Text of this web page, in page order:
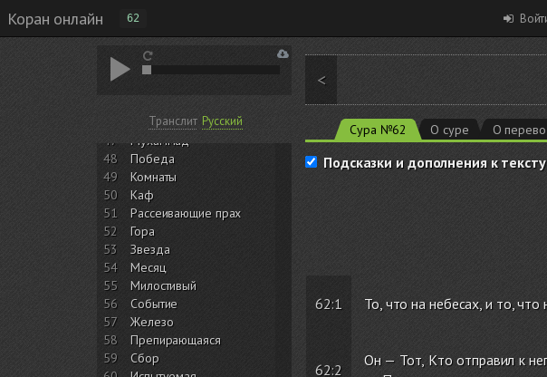
Коран онлайн 62
Транслит Русский
Прощающий
42
Совет
Украшения
44
Барханы
47
Мухаммад
48
Победа
49
Комнаты
50
Каф
51
Рассеивающие прах
52
Гора
53
Звезда
54
Месяц
55
Милостивый
56
Событие
57
Железо
58
Препирающаяся
59
Сбор
<
Сура №62 О суре О
Подсказки и дополнения к
62:1 То, что на небесах, и то,
62:2
Он — Тот, Кто отправил к